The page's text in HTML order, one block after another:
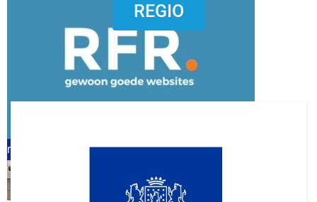
word vrijwilliger (1)
refreshed webdesign putten
REGIO